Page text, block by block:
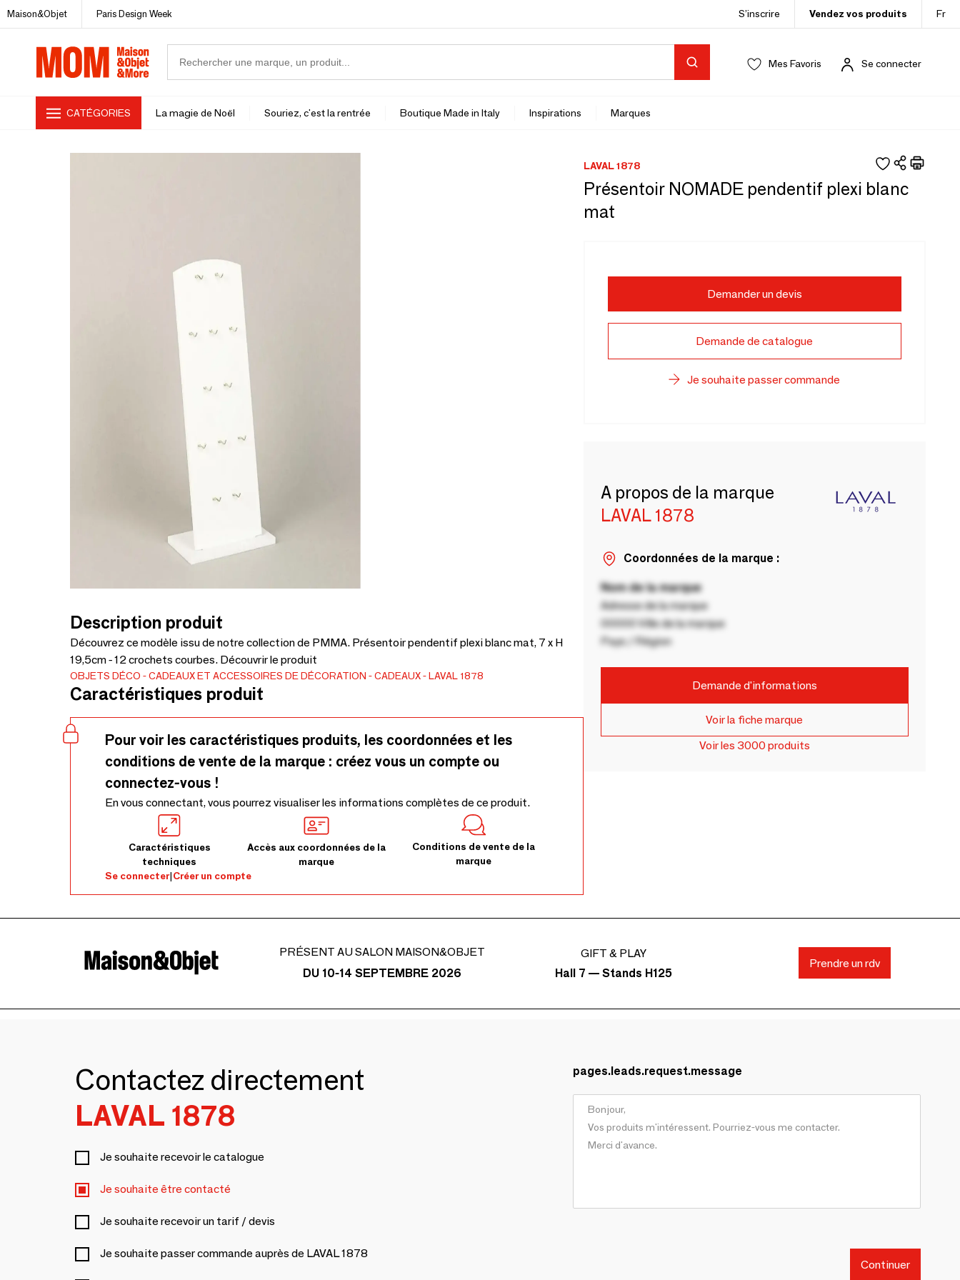
Maison&Objet Paris Design Week S’inscrire Vendez vos produits Fr
Mes Favoris Se connecter
CATÉGORIES La magie de Noël Souriez, c'est la rentrée Boutique Made in Italy Inspirations Marques
Description produit
Découvrez ce modèle issu de notre collection de PMMA. Présentoir pendentif plexi blanc mat, 7 x H
19,5cm - 12 crochets courbes. Découvrir le produit
OBJETS DÉCO CADEAUX ET ACCESSOIRES DE DÉCORATION CADEAUX LAVAL 1878
Caractéristiques produit
Pour voir les caractéristiques produits, les coordonnées et les
conditions de vente de la marque : créez vous un compte ou
connectez-vous !
En vous connectant, vous pourrez visualiser les informations complètes de ce produit.
Caractéristiques
techniques
Accès aux coordonnées de la
marque
Conditions de vente de la
marque
Se connecter|Créer un compte
LAVAL 1878
Présentoir NOMADE pendentif plexi blanc
mat
Demander un devis
Demande de catalogue
Je souhaite passer commande
A propos de la marque
LAVAL 1878
Coordonnées de la marque :
Nom de la marque
Adresse de la marque
00000 Ville de la marque
Pays / Région
Demande d'informations
Voir la fiche marque
Voir les 3000 produits
PRÉSENT AU SALON MAISON&OBJET
DU 10-14 SEPTEMBRE 2026
GIFT & PLAY
Hall 7 — Stands H125
Prendre un rdv
Contactez directement
LAVAL 1878
Je souhaite recevoir le catalogue
Je souhaite être contacté
Je souhaite recevoir un tarif / devis
Je souhaite passer commande auprès de LAVAL 1878
pages.leads.request.message
Continuer